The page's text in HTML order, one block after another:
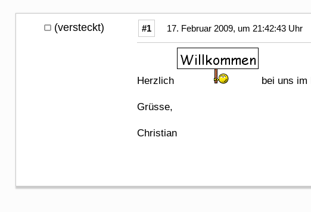
(versteckt) #1 17. Februar 2009, um 21:42:43 Uhr
Herzlich bei uns im
Grüsse,
Christian